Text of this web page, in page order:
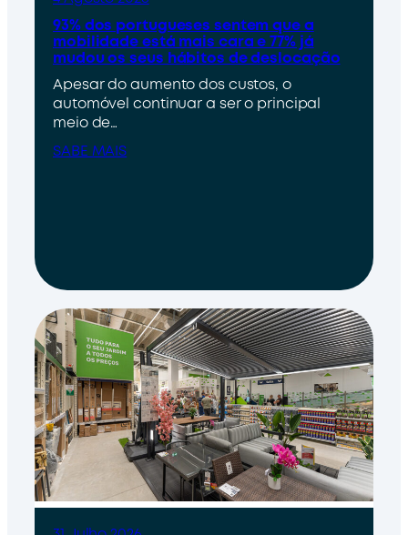
93% dos portugueses sentem que a
mobilidade está mais cara e 77% já
mudou os seus hábitos de deslocação
Apesar do aumento dos custos, o
automóvel continuar a ser o principal
meio de…
SABE MAIS